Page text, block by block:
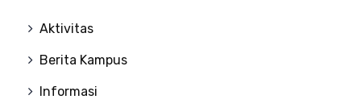
Aktivitas
Berita Kampus
Informasi